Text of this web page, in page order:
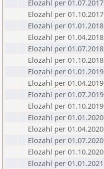
Elozahl per 01.07.2017
Elozahl per 01.10.2017
Elozahl per 01.01.2018
Elozahl per 01.04.2018
Elozahl per 01.07.2018
Elozahl per 01.10.2018
Elozahl per 01.01.2019
Elozahl per 01.04.2019
Elozahl per 01.07.2019
Elozahl per 01.10.2019
Elozahl per 01.01.2020
Elozahl per 01.04.2020
Elozahl per 01.07.2020
Elozahl per 01.10.2020
Elozahl per 01.01.2021